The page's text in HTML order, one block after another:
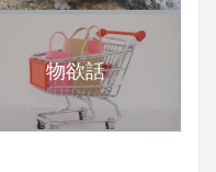
物欲話